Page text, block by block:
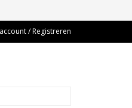
/ Registreren